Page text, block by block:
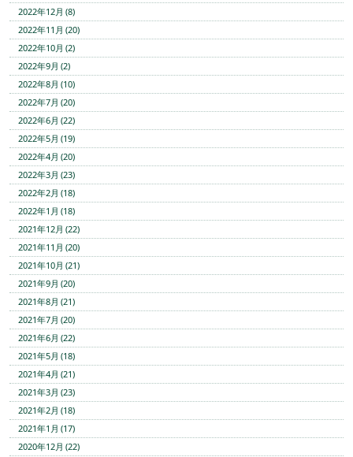
2022年12月 (8)
2022年11月 (20)
2022年10月 (2)
2022年9月 (2)
2022年8月 (10)
2022年7月 (20)
2022年6月 (22)
2022年5月 (19)
2022年4月 (20)
2022年3月 (23)
2022年2月 (18)
2022年1月 (18)
2021年12月 (22)
2021年11月 (20)
2021年10月 (21)
2021年9月 (20)
2021年8月 (21)
2021年7月 (20)
2021年6月 (22)
2021年5月 (18)
2021年4月 (21)
2021年3月 (23)
2021年2月 (18)
2021年1月 (17)
2020年12月 (22)